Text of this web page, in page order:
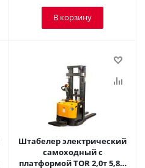
В корзину
Штабелер электрический
самоходный с
платформой TOR 2,0т 5,8м